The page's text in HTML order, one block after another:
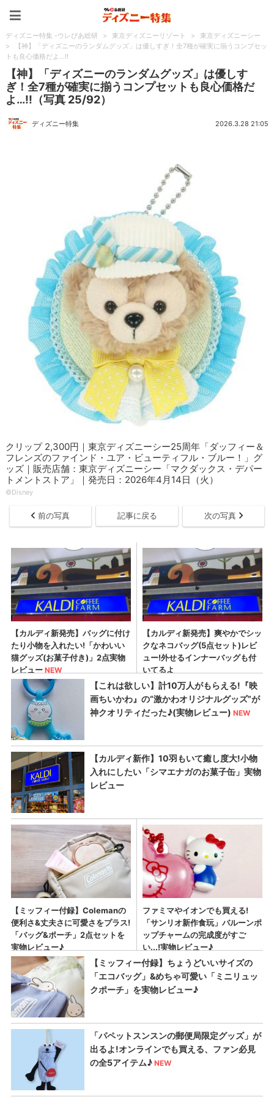
ディズニー特集 -ウレぴあ総研 > 東京ディズニーリゾート >
東京ディズニーシー
>
【神】「ディズニーのランダムグッズ」は優しすぎ！全7種が確実に揃うコンプセッ
トも良心価格だよ…!!
【神】「ディズニーのランダムグッズ」は優しす
ぎ！全7種が確実に揃うコンプセットも良心価格だ
よ…!!（写真 25/92）
ディズニー特集 2026.3.28 21:05
クリップ 2,300円｜東京ディズニーシー25周年「ダッフィー＆
フレンズのファインド・ユア・ビューティフル・ブルー！」グ
ッズ｜販売店舗：東京ディズニーシー「マクダックス・デパー
トメントストア」｜発売日：2026年4月14日（火）
©Disney
前の写真 記事に戻る 次の写真